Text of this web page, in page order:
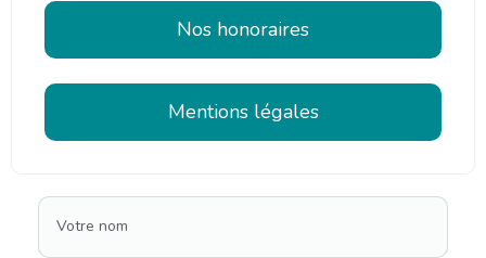
Nos honoraires
Mentions légales
Votre nom